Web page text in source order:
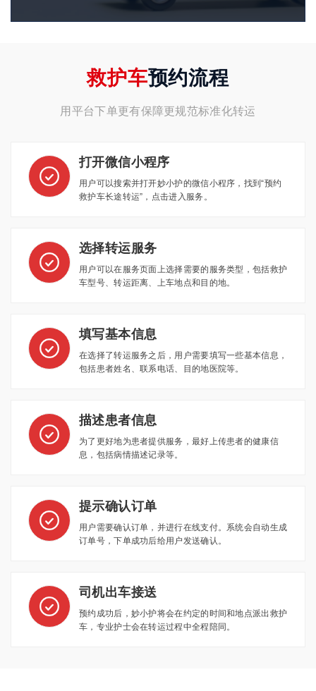
救护车预约流程
用平台下单更有保障更规范标准化转运
打开微信小程序
用户可以搜索并打开妙小护的微信小程序，找到“预约
救护车长途转运”，点击进入服务。
选择转运服务
用户可以在服务页面上选择需要的服务类型，包括救护
车型号、转运距离、上车地点和目的地。
填写基本信息
在选择了转运服务之后，用户需要填写一些基本信息，
包括患者姓名、联系电话、目的地医院等。
描述患者信息
为了更好地为患者提供服务，最好上传患者的健康信
息，包括病情描述记录等。
提示确认订单
用户需要确认订单，并进行在线支付。系统会自动生成
订单号，下单成功后给用户发送确认。
司机出车接送
预约成功后，妙小护将会在约定的时间和地点派出救护
车，专业护士会在转运过程中全程陪同。